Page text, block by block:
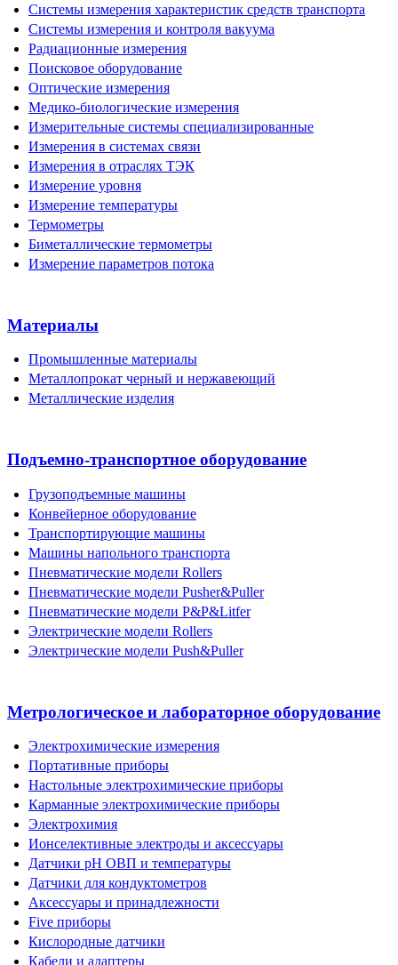
Системы измерения характеристик средств транспорта
Системы измерения и контроля вакуума
Радиационные измерения
Поисковое оборудование
Оптические измерения
Медико-биологические измерения
Измерительные системы специализированные
Измерения в системах связи
Измерения в отраслях ТЭК
Измерение уровня
Измерение температуры
Термометры
Биметаллические термометры
Измерение параметров потока
Материалы
Промышленные материалы
Металлопрокат черный и нержавеющий
Металлические изделия
Подъемно-транспортное оборудование
Грузоподъемные машины
Конвейерное оборудование
Транспортирующие машины
Машины напольного транспорта
Пневматические модели Rollers
Пневматические модели Pusher&Puller
Пневматические модели P&P&Litfer
Электрические модели Rollers
Электрические модели Push&Puller
Метрологическое и лабораторное оборудование
Электрохимические измерения
Портативные приборы
Настольные электрохимические приборы
Карманные электрохимические приборы
Электрохимия
Ионселективные электроды и аксессуары
Датчики рН ОВП и температуры
Датчики для кондуктометров
Аксессуары и принадлежности
Five приборы
Кислородные датчики
Кабели и адаптеры